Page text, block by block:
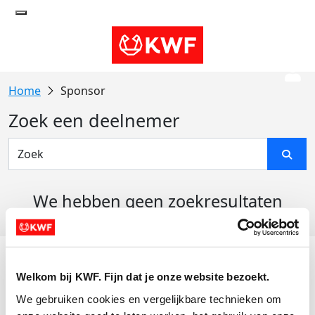
Welkom bij KWF. Fijn dat je onze website bezoekt.
We gebruiken cookies en vergelijkbare technieken om
Sponsor
Zoek een deelnemer
We hebben geen zoekresultaten
Actiematerialen
Evenementen